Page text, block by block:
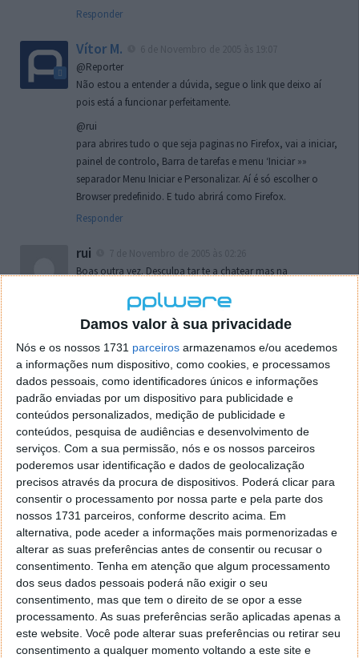
Damos valor à sua privacidade
Nós e os nossos 1731 parceiros armazenamos e/ou acedemos
a informações num dispositivo, como cookies, e processamos
dados pessoais, como identificadores únicos e informações
padrão enviadas por um dispositivo para publicidade e
conteúdos personalizados, medição de publicidade e
conteúdos, pesquisa de audiências e desenvolvimento de
serviços. Com a sua permissão, nós e os nossos parceiros
poderemos usar identificação e dados de geolocalização
precisos através da procura de dispositivos. Poderá clicar para
consentir o processamento por nossa parte e pela parte dos
nossos 1731 parceiros, conforme descrito acima. Em
alternativa, pode aceder a informações mais pormenorizadas e
alterar as suas preferências antes de consentir ou recusar o
consentimento. Tenha em atenção que algum processamento
dos seus dados pessoais poderá não exigir o seu
consentimento, mas que tem o direito de se opor a esse
processamento. As suas preferências serão aplicadas apenas a
este website. Você pode alterar suas preferências ou retirar seu
consentimento a qualquer momento voltando a este site e
Responder
Vítor M.
@Reporter
Não estou a entender a dúvida, segue o link que deixo aí
pois está a funcionar perfeitamente.
@rui
para abrires tudo o que seja paginas no Firefox, vai a iniciar,
painel de controlo, Barra de tarefas e menu ‘Iniciar »»
separador Menu Iniciar e Personalizar. Aí é só escolher o
Browser predefinido. E tudo abrirá como Firefox.
Responder
rui
Boas outra vez. Desculpa tar te a chatear mas na
o firefox como browser predefenido
de control tudo e nada. Tou a comecar a desesperar, ate ja
tentei apagar o explorer na tentativa de forçar o uso do
firefox mas em vao. Kaso te lembres de outra dica fico
agradecido, caso contrario obrigado a mesma
Responder
Vítor M.
7 de Novembro de 2005 às 01:39
@Reporter
Desculpa mas o link funciona. Seja como for segue por mail
o MSn Messenger 8.
Responder
Vítor M.
7 de Novembro de 2005 às 11:21
@Rui
Tens de encontrar o que te falei. Faz da seguinte maneira,
janela iniciar e no topo dessa janela com o botão direito do
rato faz propriedades. Depois no separador Menu ‘Iniciar’
clica no botão ‘Personalizar’ aí encontrarás no separador
geral a opção para escolheres o Browser com que queres